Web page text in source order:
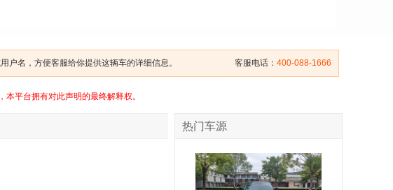
客服电话： 400-088-1666
名，方便客服给你提供这辆车的详细信息。
平台拥有对此声明的最终解释权。
热门车源